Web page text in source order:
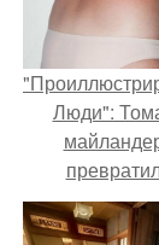
Люди":
солнечные
арт -